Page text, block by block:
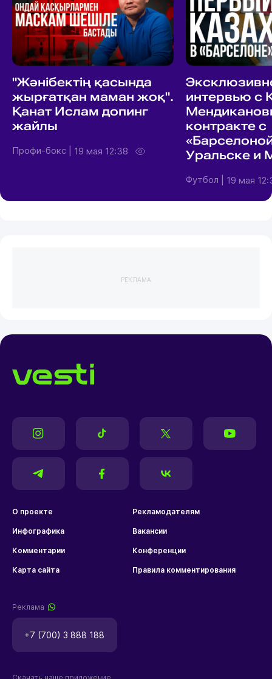
"Жәнібектің қасында
жырғатқан маман жоқ".
Қанат Ислам допинг
жайлы
Профи-бокс 19 мая 12:38
интервью с
контракте с
Уральске и
Футбол 19 мая
РЕКЛАМА
О проекте Рекламодателям
Инфографика Вакансии
Комментарии Конференции
Карта сайта Правила комментирования
Реклама
+7 (700) 3 888 188